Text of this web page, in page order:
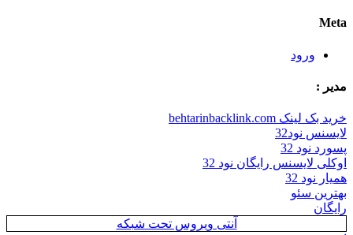
Meta
ورود
مدیر :
خرید بک لینک behtarinbacklink.com
لایسنس نود32
پسورد نود 32
اوکلی لایسنس رایگان نود 32
همیار نود 32
بهترین سئو
رایگان
آنتی ویروس تحت شبکه